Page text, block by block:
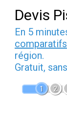
Devis
En 5
comparatifs
région.
Gratuit,
1 2